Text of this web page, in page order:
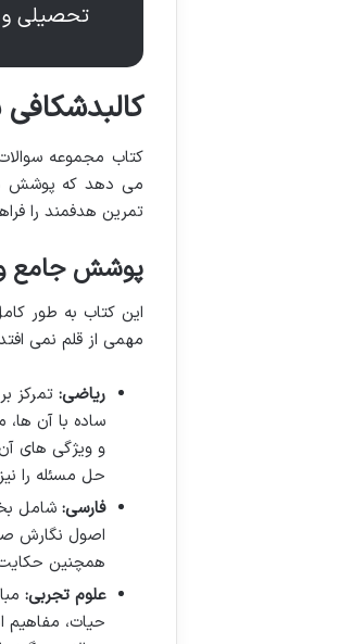
تحصیلی
کتاب مجموعه
می دهد که پوشش
تمرین هدفمند را
پوشش جامع
این کتاب به طور
مهمی از قلم نمی
ریاضی: تمرکز
ساده با آن
و ویژگی های
حل مسئله را
فارسی: شامل
اصول نگارش
همچنین حکایت
علوم تجربی:
حیات، مفاهیم